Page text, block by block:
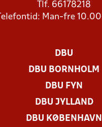
Tlf. 66178218
Telefontid: Man-fre
DBU
DBU BORNHOLM
DBU FYN
DBU JYLLAND
DBU KØBENHAVN